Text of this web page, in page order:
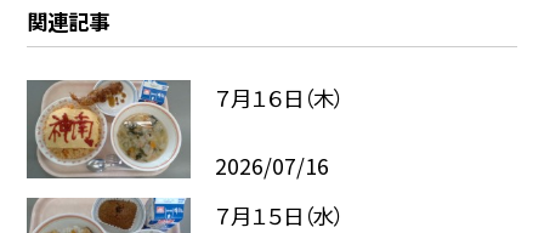
関連記事
７月１６日（木）
2026/07/16
７月１５日（水）